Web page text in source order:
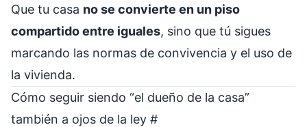
Que tu casa no se convierte en un piso
compartido entre iguales, sino que tú sigues
marcando las normas de convivencia y el uso de
la vivienda.
Cómo seguir siendo “el dueño de la casa”
también a ojos de la ley #